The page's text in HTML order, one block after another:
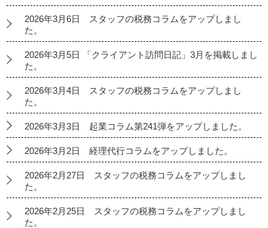
2026年3月6日 スタッフの税務コラムをアップしまし
た。
2026年3月5日 「クライアント訪問日記」3月を掲載しまし
た。
2026年3月4日 スタッフの税務コラムをアップしまし
た。
2026年3月3日 起業コラム第241弾をアップしました。
2026年3月2日 経理代行コラムをアップしました。
2026年2月27日 スタッフの税務コラムをアップしまし
た。
2026年2月25日 スタッフの税務コラムをアップしまし
た。